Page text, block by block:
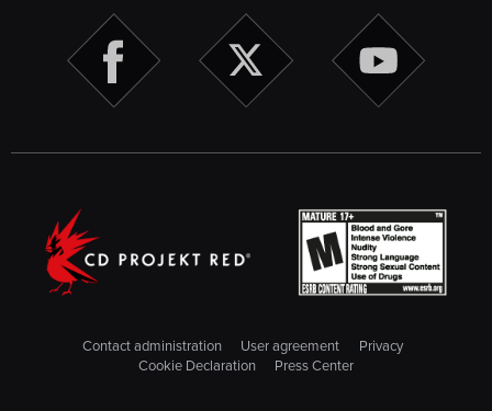
Contact administration User agreement
Privacy
Cookie Declaration
Press Center